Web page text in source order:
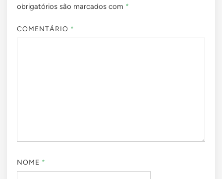
obrigatórios são marcados com *
COMENTÁRIO *
NOME *